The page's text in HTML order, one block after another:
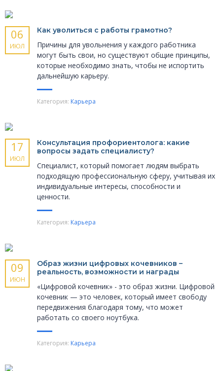
06
ИЮЛ
Как уволиться с работы грамотно?
Причины для увольнения у каждого работника
могут быть свои, но существуют общие принципы,
которые необходимо знать, чтобы не испортить
дальнейшую карьеру.
Категория: Карьера
17
ИЮЛ
Консультация профориентолога: какие
вопросы задать специалисту?
Специалист, который помогает людям выбрать
подходящую профессиональную сферу, учитывая их
индивидуальные интересы, способности и
ценности.
Категория: Карьера
09
ИЮН
Образ жизни цифровых кочевников –
реальность, возможности и награды
«Цифровой кочевник» - это образ жизни. Цифровой
кочевник — это человек, который имеет свободу
передвижения благодаря тому, что может
работать со своего ноутбука.
Категория: Карьера